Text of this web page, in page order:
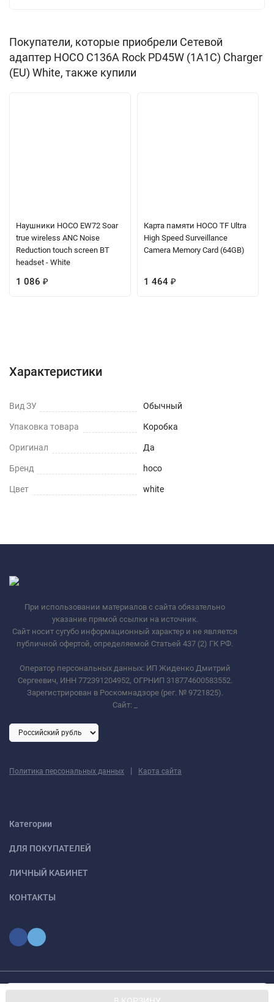
Покупатели, которые приобрели Сетевой
адаптер HOCO C136A Rock PD45W (1A1C) Charger
(EU) White, также купили
Наушники HOCO EW72 Soar
true wireless ANC Noise
Reduction touch screen BT
headset - White
1 086 ₽
Карта памяти HOCO TF Ultra
High Speed Surveillance
Camera Memory Card (64GB)
1 464 ₽
Характеристики
Вид ЗУ Обычный
Упаковка товара Коробка
Оригинал Да
Бренд hoco
Цвет white
При использовании материалов с сайта обязательно
указание прямой ссылки на источник.
Сайт носит сугубо информационный характер и не является
публичной офертой, определяемой Статьей 437 (2) ГК РФ.
Оператор персональных данных: ИП Жиденко Дмитрий
Сергеевич, ИНН 772391204952, ОГРНИП 318774600583552.
Зарегистрирован в Роскомнадзоре (рег. № 9721825).
Сайт:
Политика персональных данных | Карта сайта
Категории
ДЛЯ ПОКУПАТЕЛЕЙ
ЛИЧНЫЙ КАБИНЕТ
КОНТАКТЫ